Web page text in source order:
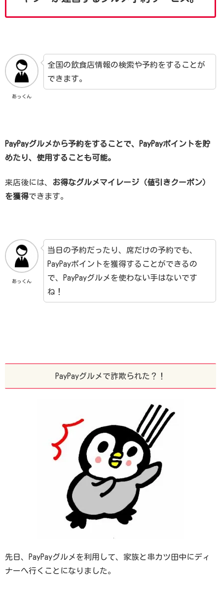
あっくん
全国の飲食店情報の検索や予約をすることが
できます。
PayPayグルメから予約をすることで、PayPayポイントを貯
めたり、使用することも可能。
来店後には、 お得なグルメマイレージ（値引きクーポン）
を獲得できます。
あっくん
当日の予約だったり、席だけの予約でも、
PayPayポイントを獲得することができるの
で、PayPayグルメを使わない手はないです
ね！
PayPayグルメで詐欺られた？！
先日、PayPayグルメを利用して、家族と串カツ田中にディ
ナーへ行くことになりました。